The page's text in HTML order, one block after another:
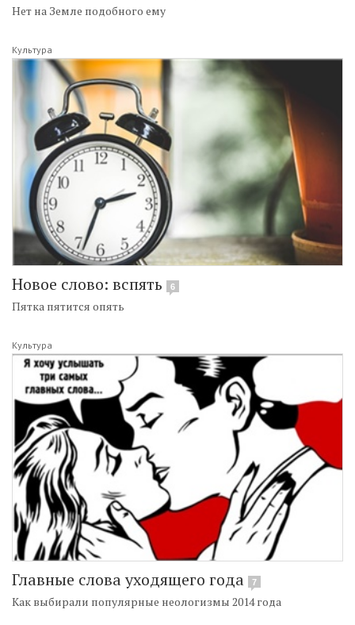
Нет на Земле подобного ему
Культура
Новое слово: вспять 6
Пятка пятится опять
Культура
Главные слова уходящего года 7
Как выбирали популярные неологизмы 2014 года